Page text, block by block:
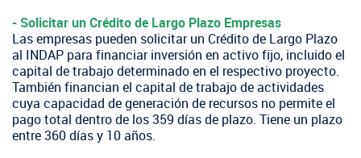
- Solicitar un Crédito de Largo Plazo Empresas
Las empresas pueden solicitar un Crédito de Largo Plazo
al INDAP para financiar inversión en activo fijo, incluido el
capital de trabajo determinado en el respectivo proyecto.
También financian el capital de trabajo de actividades
cuya capacidad de generación de recursos no permite el
pago total dentro de los 359 días de plazo. Tiene un plazo
entre 360 días y 10 años.